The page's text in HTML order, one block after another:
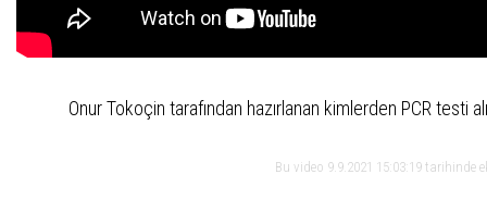
Onur Tokoçin tarafından hazırlanan kimlerden PCR testi
Bu video 9.9.2021 15:03:19 tarihinde